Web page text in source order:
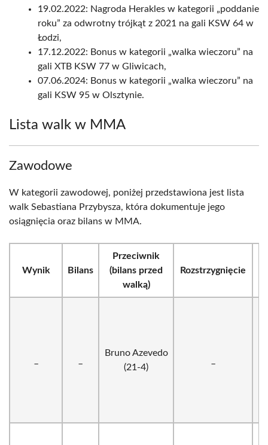
19.02.2022: Nagroda Herakles w kategorii „poddanie
roku” za odwrotny trójkąt z 2021 na gali KSW 64 w
Łodzi,
17.12.2022: Bonus w kategorii „walka wieczoru” na
gali XTB KSW 77 w Gliwicach,
07.06.2024: Bonus w kategorii „walka wieczoru” na
gali KSW 95 w Olsztynie.
Lista walk w MMA
Zawodowe
W kategorii zawodowej, poniżej przedstawiona jest lista
walk Sebastiana Przybysza, która dokumentuje jego
osiągnięcia oraz bilans w MMA.
Wynik Bilans
Przeciwnik
(bilans przed
walką)
Rozstrzygnięcie
Bruno Azevedo
(21-4)